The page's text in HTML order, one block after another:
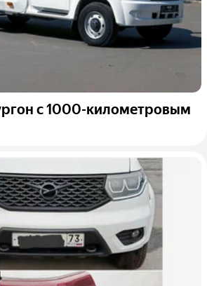
с 1000-километровым